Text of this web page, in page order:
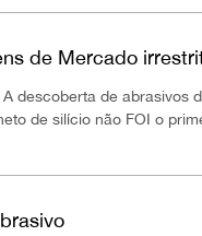
de Mercado
descoberta de abrasivos
de silício não FOI o